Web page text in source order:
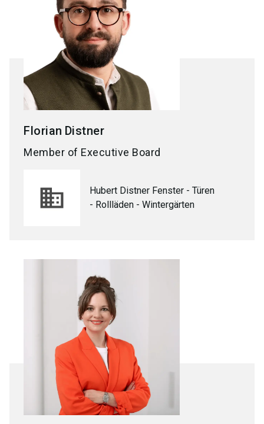
Florian Distner
Member of Executive Board
Hubert Distner Fenster - Türen
- Rollläden - Wintergärten